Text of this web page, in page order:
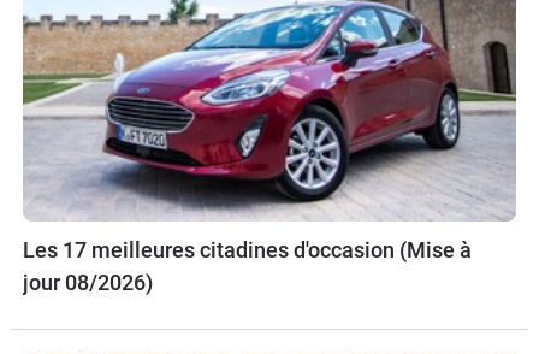
Les 17 meilleures citadines d'occasion (Mise à
jour 08/2026)